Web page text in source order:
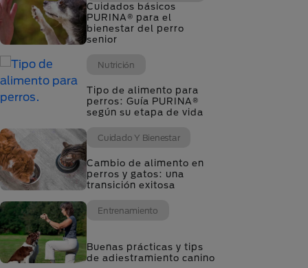
Cuidados básicos
PURINA® para el
bienestar del perro
senior
Nutrición
Tipo de alimento para
perros: Guía PURINA®
según su etapa de vida
Cuidado Y Bienestar
Cambio de alimento en
perros y gatos: una
transición exitosa
Entrenamiento
Buenas prácticas y tips
de adiestramiento canino